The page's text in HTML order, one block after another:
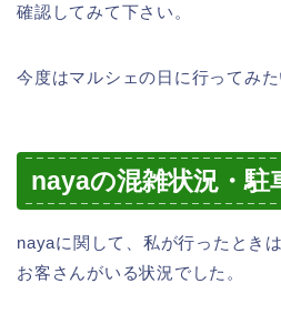
確認してみて下さい。
今度はマルシェの日に行ってみた
nayaの混雑状況・駐
nayaに関して、私が行ったとき
お客さんがいる状況でした。